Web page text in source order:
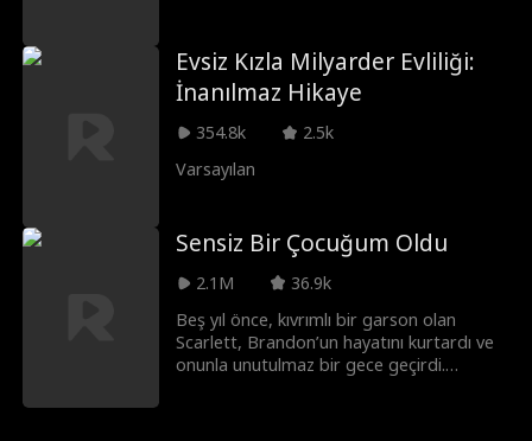
arasında bir seçim yapmak zorunda kalır.
Evsiz Kızla Milyarder Evliliği:
İnanılmaz Hikaye
354.8k
2.5k
Varsayılan
Sensiz Bir Çocuğum Oldu
2.1M
36.9k
Beş yıl önce, kıvrımlı bir garson olan
Scarlett, Brandon’un hayatını kurtardı ve
onunla unutulmaz bir gece geçirdi.